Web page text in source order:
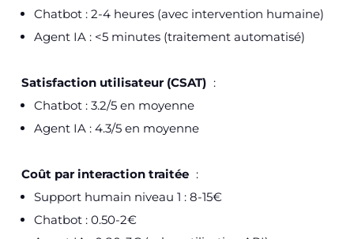
Chatbot : 2-4 heures (avec intervention humaine)
Agent IA : <5 minutes (traitement automatisé)
Satisfaction utilisateur (CSAT) :
Chatbot : 3.2/5 en moyenne
Agent IA : 4.3/5 en moyenne
Coût par interaction traitée :
Support humain niveau 1 : 8-15€
Chatbot : 0.50-2€